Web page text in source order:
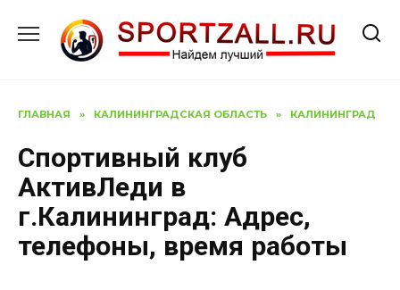
содержанию
ГЛАВНАЯ » КАЛИНИНГРАДСКАЯ ОБЛАСТЬ » КАЛИНИНГРАД
Спортивный клуб
АктивЛеди в
г.Калининград: Адрес,
телефоны, время работы